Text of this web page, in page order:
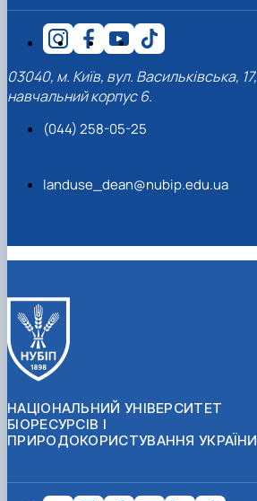
03040, м. Київ, вул. Васильківська, 17,
навчальний корпус 6.
(044) 258-05-25
landuse_dean@nubip.edu.ua
НАЦІОНАЛЬНИЙ УНІВЕРСИТЕТ
БІОРЕСУРСІВ І
ПРИРОДОКОРИСТУВАННЯ УКРАЇНИ